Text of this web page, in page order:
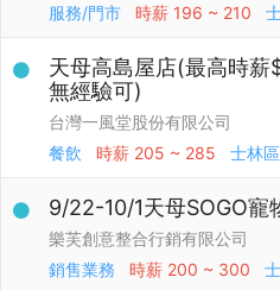
服務/門市
時薪 196 ~ 210
天母高島屋店(最高時薪
無經驗可)
台灣一風堂股份有限公司
餐飲
時薪 205 ~ 285 士林區
9/22-10/1天母SOGO寵
樂芙創意整合行銷有限公司
銷售業務
時薪 200 ~ 300